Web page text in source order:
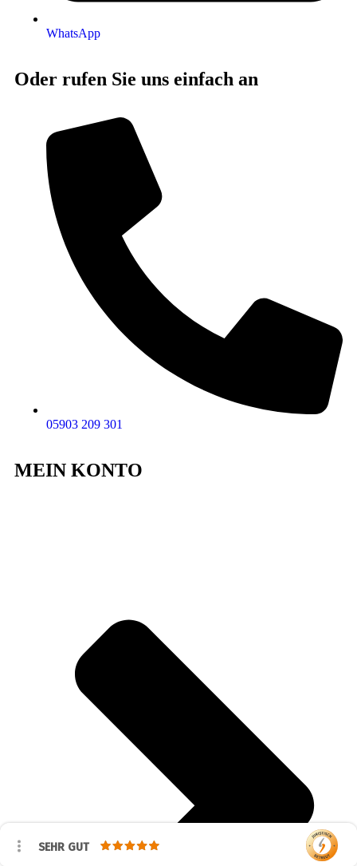
WhatsApp
Oder rufen Sie uns einfach an
05903 209 301
MEIN KONTO
SEHR GUT